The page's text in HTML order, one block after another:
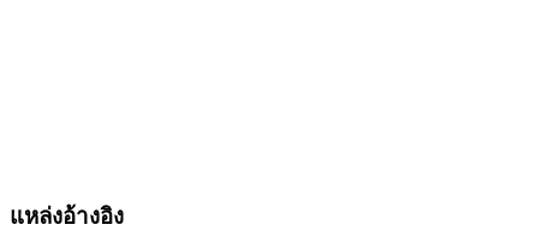
แหล่งอ้างอิง